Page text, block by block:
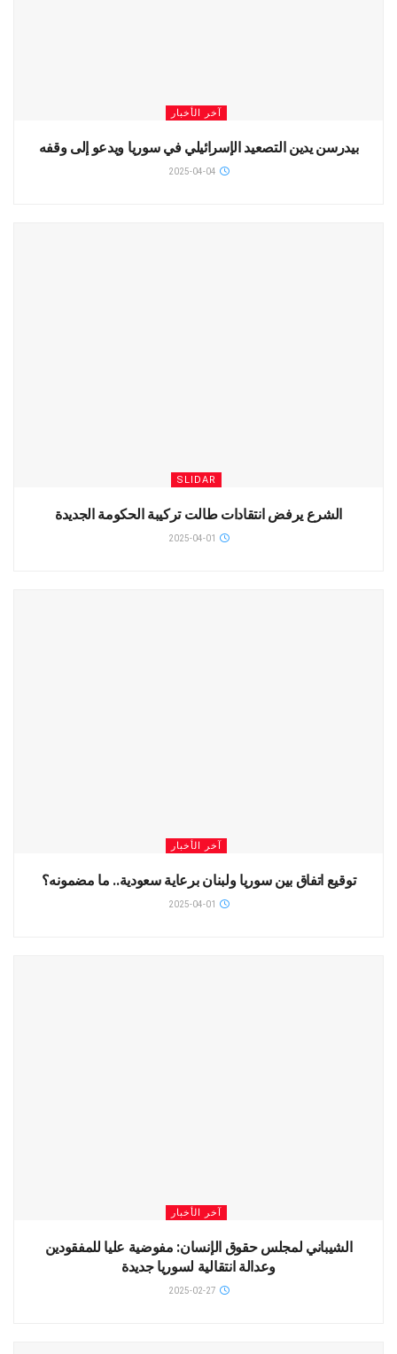
آخر الأخبار
بيدرسن يدين التصعيد الإسرائيلي في سوريا ويدعو إلى وقفه
SLIDAR
الشرع يرفض انتقادات طالت تركيبة الحكومة الجديدة
آخر الأخبار
توقيع اتفاق بين سوريا ولبنان برعاية سعودية.. ما مضمونه؟
آخر الأخبار
الشيباني لمجلس حقوق الإنسان: مفوضية عليا للمفقودين
وعدالة انتقالية لسوريا جديدة